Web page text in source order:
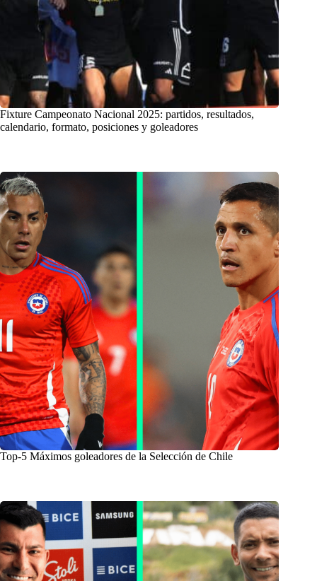
Fixture Campeonato Nacional 2025: partidos, resultados,
calendario, formato, posiciones y goleadores
Top-5 Máximos goleadores de la Selección de Chile